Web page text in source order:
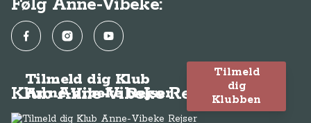
Følg Anne-Vibeke:
FacebookInstagramYouTube
Klub Anne-Vibeke Rejser
Tilmeld dig Klub
Anne-Vibeke Rejser
Tilmeld
dig
Klubben